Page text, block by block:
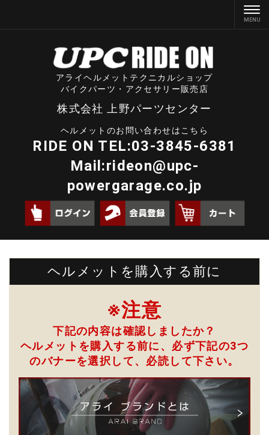
アライヘルメットテクニカルショップ
バイクパーツ・アクセサリー販売店
株式会社 上野パーツセンター
ヘルメットのお問い合わせはこちら
RIDE ON TEL:03-3845-6381
Mail:rideon@upc-
powergarage.co.jp
ヘルメットを購入する前に
※注意
下記の内容は確認しましたか？
ヘルメットを購入する前に、必ず下記の3つ
のバナーを選択して、 必読して下さい。